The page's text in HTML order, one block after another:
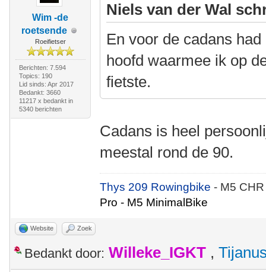
Wim -de
roetsende
Roeifietser
Berichten: 7.594
Topics: 190
Lid sinds: Apr 2017
Bedankt: 3660
11217 x bedankt in
5340 berichten
Niels van der Wal
En voor de cadans
hoofd waarmee ik op
fietste.
Cadans is heel
meestal rond de 90.
Thys 209 Rowingbike- M5
Pro - M5 MinimalBike
Website Zoek
Bedankt door: Willeke_IGKT ,